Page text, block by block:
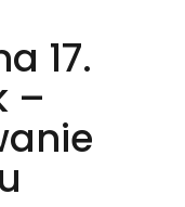
17.
–